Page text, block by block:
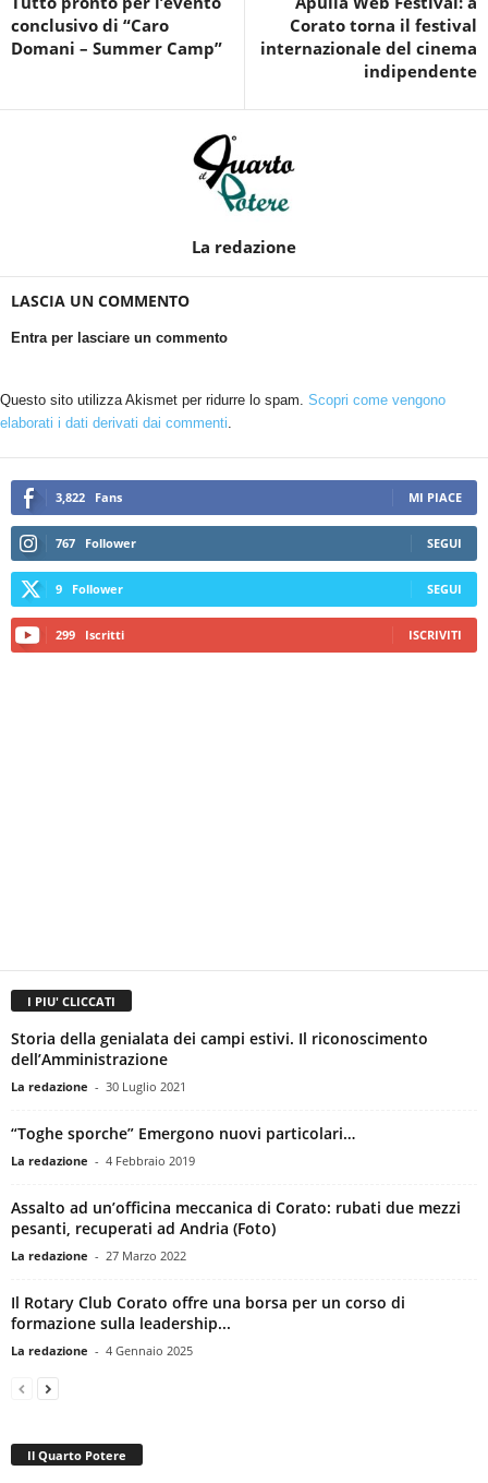
conclusivo di “Caro
Domani – Summer Camp”
Corato torna il festival
internazionale del cinema
indipendente
La redazione
LASCIA UN COMMENTO
Entra per lasciare un commento
Questo sito utilizza Akismet per ridurre lo spam. Scopri come vengono
elaborati i dati derivati dai commenti.
3,822 Fans MI PIACE
767 Follower SEGUI
9 Follower SEGUI
299 Iscritti ISCRIVITI
I PIU' CLICCATI
Storia della genialata dei campi estivi. Il riconoscimento
dell’Amministrazione
La redazione - 30 Luglio 2021
“Toghe sporche” Emergono nuovi particolari…
La redazione - 4 Febbraio 2019
Assalto ad un’officina meccanica di Corato: rubati due mezzi
pesanti, recuperati ad Andria (Foto)
La redazione - 27 Marzo 2022
Il Rotary Club Corato offre una borsa per un corso di
formazione sulla leadership...
La redazione - 4 Gennaio 2025
Il Quarto Potere